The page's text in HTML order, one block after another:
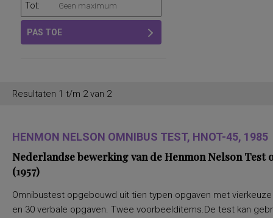
Tot:
PAS TOE
Resultaten 1 t/m 2 van 2
HENMON NELSON OMNIBUS TEST, HNOT-45, 1985
Nederlandse bewerking van de Henmon Nelson
(1957)
Omnibustest opgebouwd uit tien typen opgaven met
en 30 verbale opgaven. Twee voorbeelditems.De test kan